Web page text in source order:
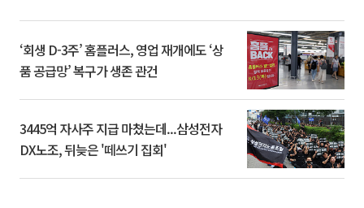
‘회생 D-3주’ 홈플러스, 영업 재개에도 ‘상
품 공급망’ 복구가 생존 관건
3445억 자사주 지급 마쳤는데...삼성전자
DX노조, 뒤늦은 '떼쓰기 집회'